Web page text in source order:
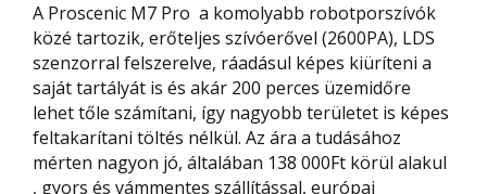
A Proscenic M7 Pro a komolyabb robotporszívók
közé tartozik, erőteljes szívóerővel (2600PA), LDS
szenzorral felszerelve, ráadásul képes kiüríteni a
saját tartályát is és akár 200 perces üzemidőre
lehet tőle számítani, így nagyobb területet is képes
feltakarítani töltés nélkül. Az ára a tudásához
mérten nagyon jó, általában 138 000Ft körül alakul
, gyors és vámmentes szállítással, európai